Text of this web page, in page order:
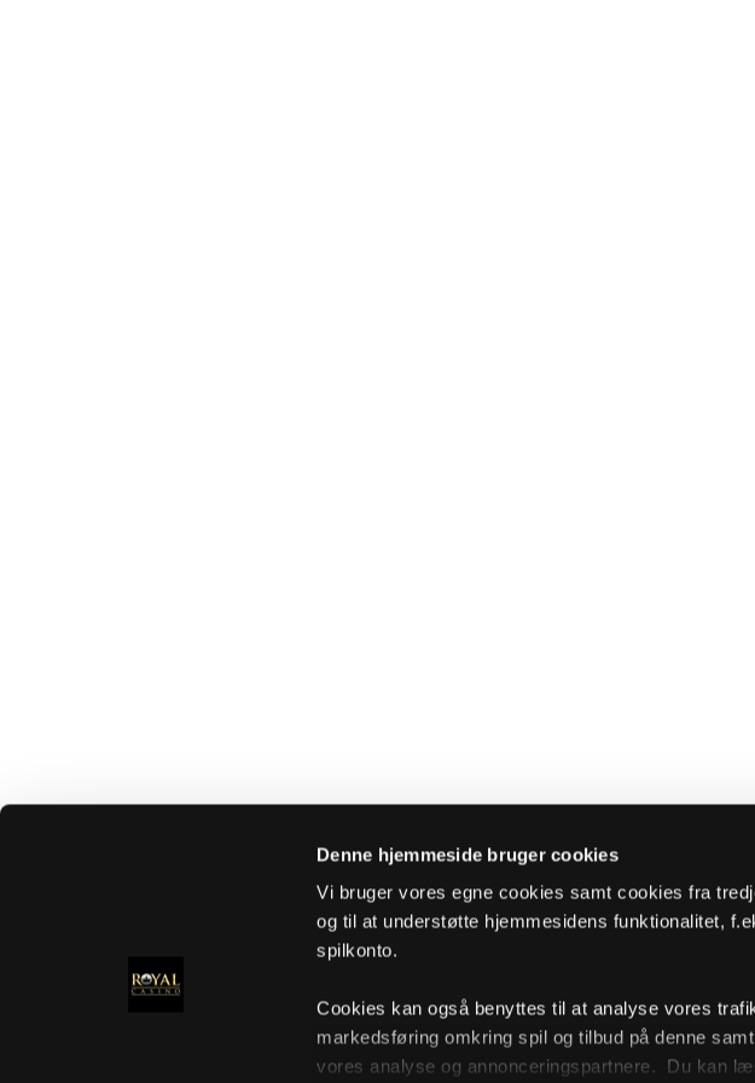
Denne hjemmeside bruger cookies
Vi bruger vores egne cookies samt cookies fra
og til at understøtte hjemmesidens funktionalitet,
spilkonto.
Cookies kan også benyttes til at analyse vores
markedsføring omkring spil og tilbud på denne
vores analyse og annonceringspartnere. Du kan